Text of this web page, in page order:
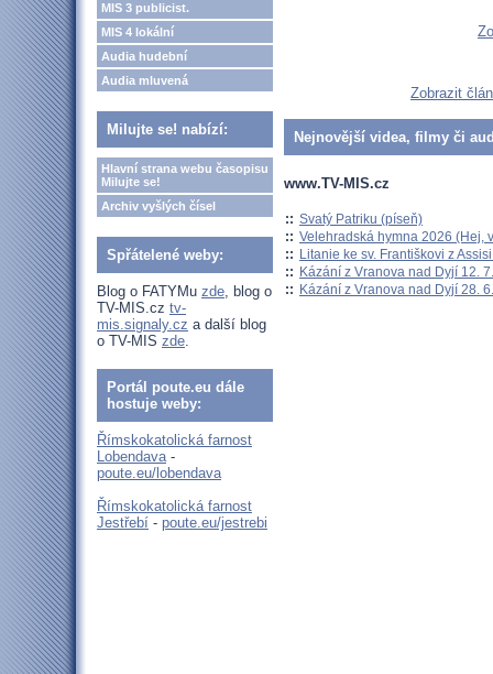
MIS 3 publicist.
MIS 4 lokální
Audia hudební
Audia mluvená
Milujte se! nabízí:
Hlavní strana webu časopisu
Milujte se!
Archiv vyšlých čísel
Spřátelené weby:
Blog o FATYMu zde, blog o
TV-MIS.cz tv-
mis.signaly.cz a další blog
o TV-MIS zde.
Portál poute.eu dále
hostuje weby:
Římskokatolická farnost
Lobendava-
poute.eu/lobendava
Římskokatolická farnost
Jestřebí - poute.eu/jestrebi
Zobrazit
Nejnovější videa, filmy či
www.TV-MIS.cz
:: Svatý Patriku (píseň)
:: Velehradská hymna 2026 (Hej,
:: Litanie ke sv. Františkovi z
:: Kázání z Vranova nad Dyjí 12.
:: Kázání z Vranova nad Dyjí 28.